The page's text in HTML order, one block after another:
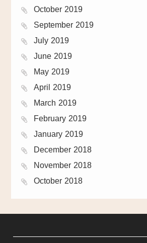
October 2019
September 2019
July 2019
June 2019
May 2019
April 2019
March 2019
February 2019
January 2019
December 2018
November 2018
October 2018